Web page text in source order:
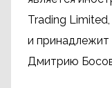
Trading Limited,
и принадлежит
Дмитрию